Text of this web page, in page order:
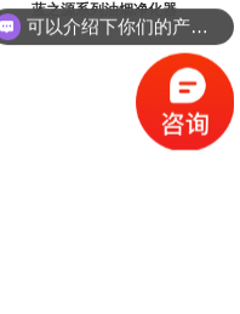
蓝之源系列油烟净化器
可以介绍下你们的产品么？